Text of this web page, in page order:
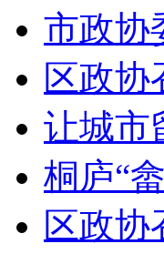
市政协
区政协
让城市
桐庐“
区政协